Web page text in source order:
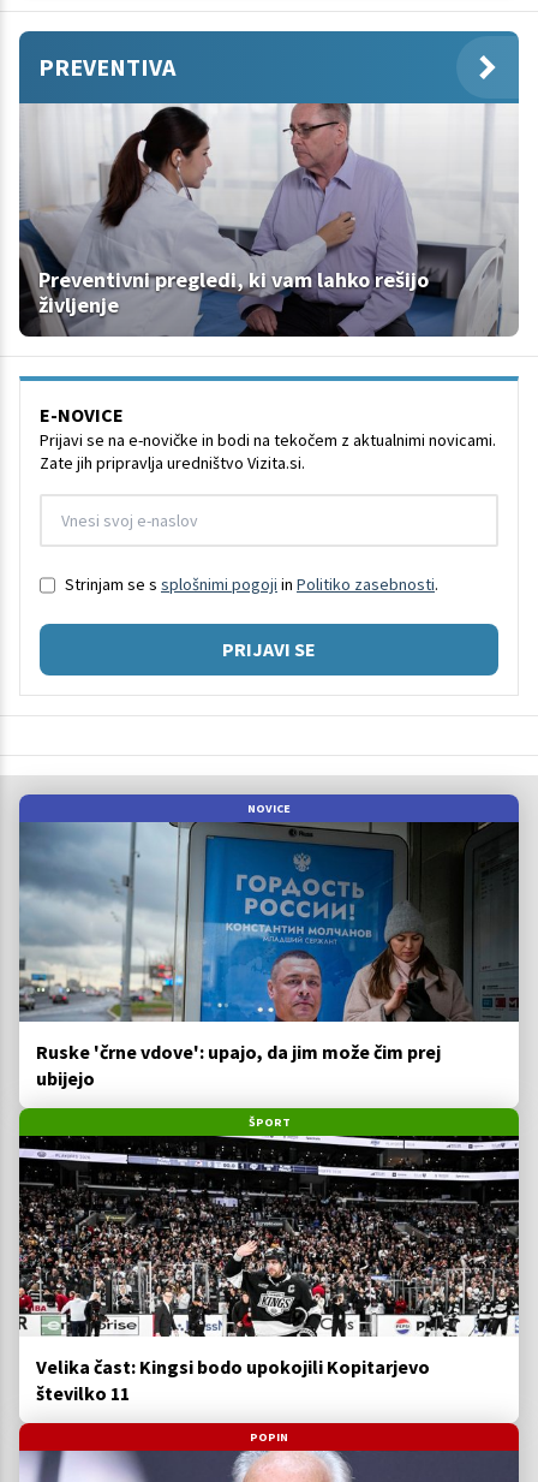
PREVENTIVA
Preventivni pregledi, ki vam lahko rešijo
življenje
E-NOVICE
Prijavi se na e-novičke in bodi na tekočem z aktualnimi novicami.
Zate jih pripravlja uredništvo Vizita.si.
Strinjam se s splošnimi pogoji in Politiko zasebnosti.
PRIJAVI SE
NOVICE
Ruske 'črne vdove': upajo, da jim može čim prej
ubijejo
ŠPORT
Velika čast: Kingsi bodo upokojili Kopitarjevo
številko 11
POPIN